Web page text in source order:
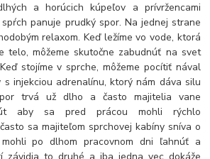
a horúcich kúpeľov a prívržencami
panuje prudký spor. Na jednej strane
relaxom. Keď ležíme vo vode, ktorá
telo, môžeme skutočne zabudnúť na svet
stojíme v sprche, môžeme pocítiť nával
injekciou adrenalínu, ktorý nám dáva silu
trvá už dlho a často majitelia vane
aby sa pred prácou mohli rýchlo
sa majiteľom sprchovej kabíny sníva o
po dlhom pracovnom dni ľahnúť a